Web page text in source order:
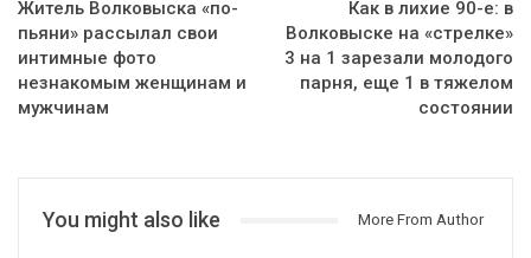
Житель Волковыска «по-
пьяни» рассылал свои
интимные фото
незнакомым женщинам и
мужчинам
Как в лихие 90-е: в
Волковыске на «стрелке»
3 на 1 зарезали молодого
парня, еще 1 в тяжелом
состоянии
You might also like More From Author